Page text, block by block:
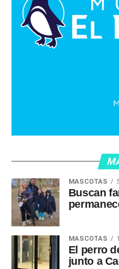
MASCOTAS
Buscan
MASCOTAS
El perro
junto a